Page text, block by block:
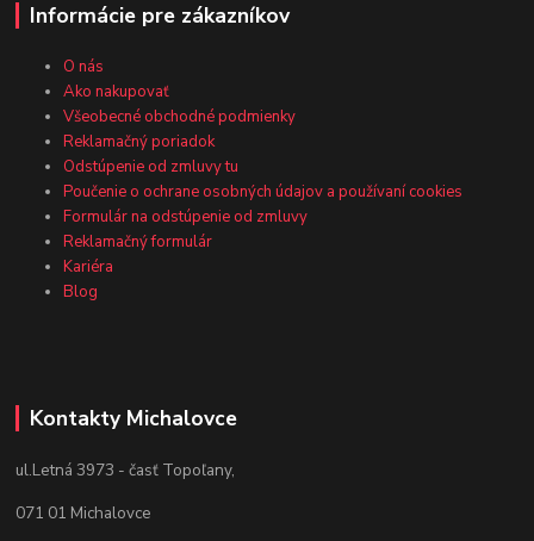
Informácie pre zákazníkov
O nás
Ako nakupovať
Všeobecné obchodné podmienky
Reklamačný poriadok
Odstúpenie od zmluvy tu
Poučenie o ochrane osobných údajov a používaní cookies
Formulár na odstúpenie od zmluvy
Reklamačný formulár
Kariéra
Blog
Kontakty Michalovce
ul.Letná 3973 - časť Topoľany,
071 01 Michalovce